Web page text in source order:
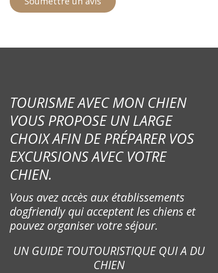
TOURISME AVEC MON CHIEN
VOUS PROPOSE UN LARGE
CHOIX AFIN DE PRÉPARER VOS
EXCURSIONS AVEC VOTRE
CHIEN.
Vous avez accès aux établissements
dogfriendly qui acceptent les chiens et
pouvez organiser votre séjour.
UN GUIDE TOUTOURISTIQUE QUI A DU
CHIEN